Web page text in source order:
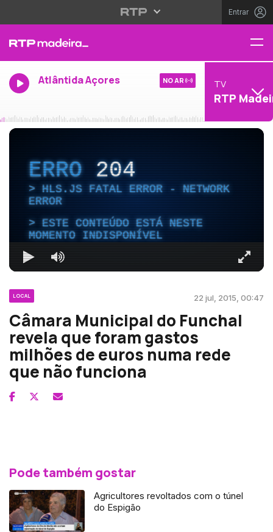
Entrar
Atlântida Açores NO AR TV
RTP
ERRO204
HLS.JS FATAL ERROR - NETWORK
ERROR
ESTE CONTEÚDO ESTÁ NESTE
MOMENTO INDISPONÍVEL
LOCAL 22 jul, 2015, 00:47
Câmara Municipal do Funchal
revela que foram gastos
milhões de euros numa rede
que não funciona
Pode também gostar
Agricultores revoltados com o túnel
do Espigão